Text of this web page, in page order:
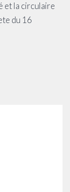
et la circulaire
du 16